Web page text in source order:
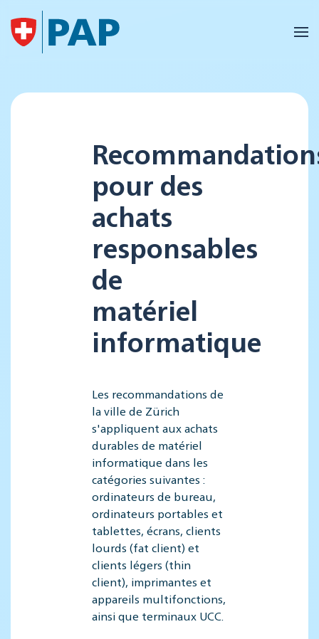
Accéder au contenu principal
pour des
achats
responsables
de
matériel
informatique
Les recommandations de
la ville de Zürich
s'appliquent aux achats
durables de matériel
informatique dans les
catégories suivantes :
ordinateurs de bureau,
ordinateurs portables et
tablettes, écrans, clients
lourds (fat client) et
clients légers (thin
client), imprimantes et
appareils multifonctions,
ainsi que terminaux UCC.